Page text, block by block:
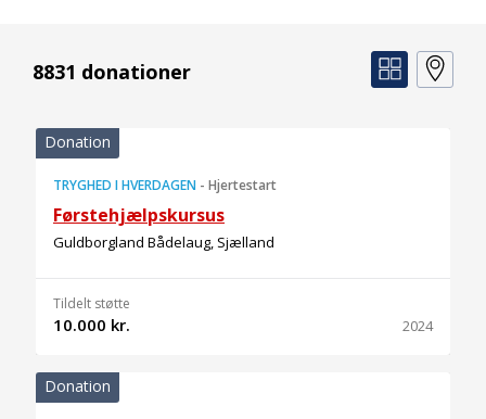
8831 donationer
Donation
TRYGHED I HVERDAGEN - Hjertestart
Førstehjælpskursus
Guldborgland Bådelaug, Sjælland
Tildelt støtte
10.000 kr. 2024
Donation